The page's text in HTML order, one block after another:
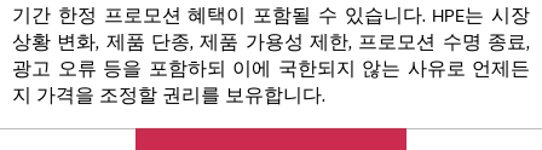
기간 한정 프로모션 혜택이 포함될 수 있습니다. HPE는 시장
상황 변화, 제품 단종, 제품 가용성 제한, 프로모션 수명 종료,
광고 오류 등을 포함하되 이에 국한되지 않는 사유로 언제든
지 가격을 조정할 권리를 보유합니다.